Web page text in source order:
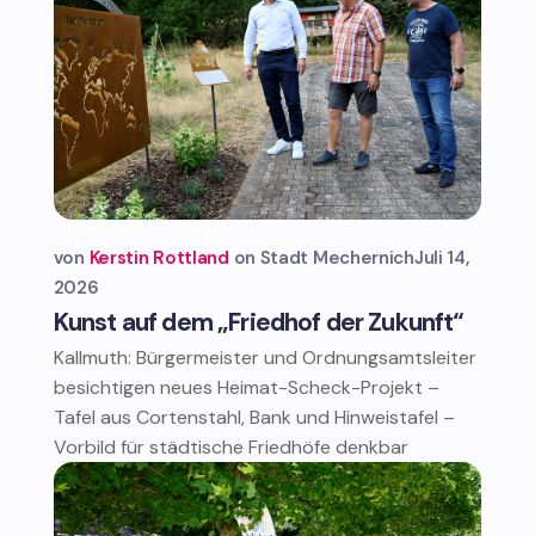
Kunst auf dem „Friedhof der Zukunft“
von Kerstin Rottland Stadt MechernichJuli 14,
2026
Kallmuth: Bürgermeister und Ordnungsamtsleiter
besichtigen neues Heimat-Scheck-Projekt –
Tafel aus Cortenstahl, Bank und Hinweistafel –
Vorbild für städtische Friedhöfe denkbar